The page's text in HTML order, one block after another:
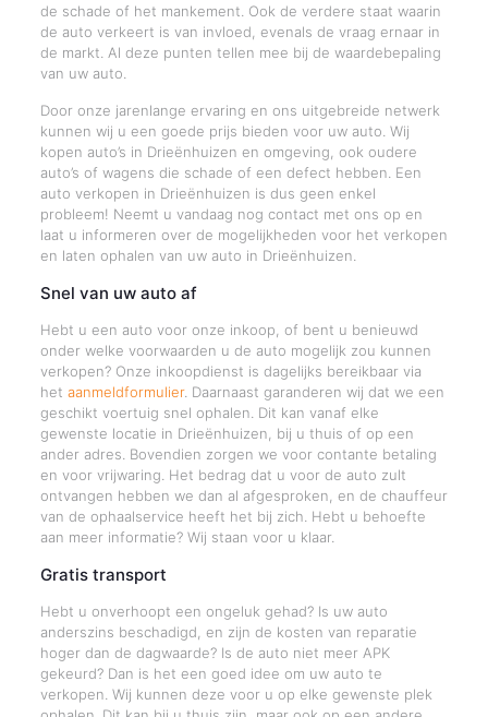
de schade of het mankement. Ook de verdere staat waarin
de auto verkeert is van invloed, evenals de vraag ernaar in
de markt. Al deze punten tellen mee bij de waardebepaling
van uw auto.
Door onze jarenlange ervaring en ons uitgebreide netwerk
kunnen wij u een goede prijs bieden voor uw auto. Wij
kopen auto’s in Drieënhuizen en omgeving, ook oudere
auto’s of wagens die schade of een defect hebben. Een
auto verkopen in Drieënhuizen is dus geen enkel
probleem! Neemt u vandaag nog contact met ons op en
laat u informeren over de mogelijkheden voor het verkopen
en laten ophalen van uw auto in Drieënhuizen.
Snel van uw auto af
Hebt u een auto voor onze inkoop, of bent u benieuwd
onder welke voorwaarden u de auto mogelijk zou kunnen
verkopen? Onze inkoopdienst is dagelijks bereikbaar via
het aanmeldformulier. Daarnaast garanderen wij dat we een
geschikt voertuig snel ophalen. Dit kan vanaf elke
gewenste locatie in Drieënhuizen, bij u thuis of op een
ander adres. Bovendien zorgen we voor contante betaling
en voor vrijwaring. Het bedrag dat u voor de auto zult
ontvangen hebben we dan al afgesproken, en de chauffeur
van de ophaalservice heeft het bij zich. Hebt u behoefte
aan meer informatie? Wij staan voor u klaar.
Gratis transport
Hebt u onverhoopt een ongeluk gehad? Is uw auto
anderszins beschadigd, en zijn de kosten van reparatie
hoger dan de dagwaarde? Is de auto niet meer APK
gekeurd? Dan is het een goed idee om uw auto te
verkopen. Wij kunnen deze voor u op elke gewenste plek